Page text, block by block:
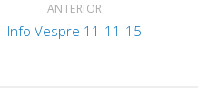
ANTERIOR
Info Vespre 11-11-15